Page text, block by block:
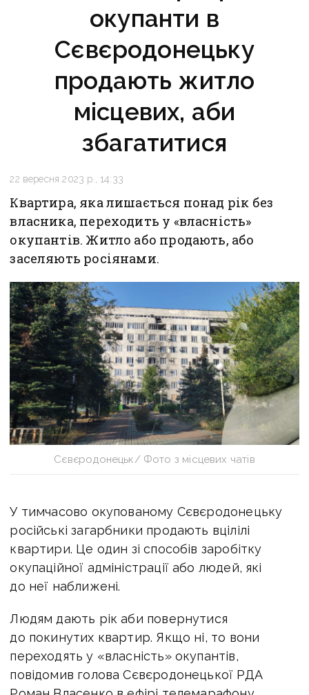
окупанти в
Сєвєродонецьку
продають житло
місцевих, аби
збагатитися
22 вересня 2023 р., 14:33
Квартира, яка лишається понад рік без
власника, переходить у «власність»
окупантів. Житло або продають, або
заселяють росіянами.
Сєвєродонецьк/ Фото з місцевих чатів
У тимчасово окупованому Сєвєродонецьку
російські загарбники продають вцілілі
квартири. Це один зі способів заробітку
окупаційної адміністрації або людей, які
до неї наближені.
Людям дають рік аби повернутися
до покинутих квартир. Якщо ні, то вони
переходять у «власність» окупантів,
повідомив голова Сєвєродонецької РДА